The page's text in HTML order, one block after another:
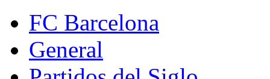
FC Barcelona
General